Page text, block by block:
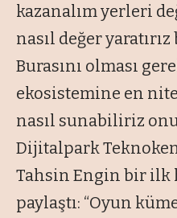
kazanalım yerleri
nasıl değer
Burasını olması
ekosistemine en
nasıl sunabiliriz
Dijitalpark
Tahsin Engin bir ilk
paylaştı: “Oyun